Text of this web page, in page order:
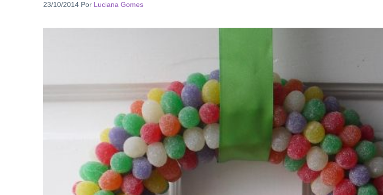
23/10/2014 Por Luciana Gomes